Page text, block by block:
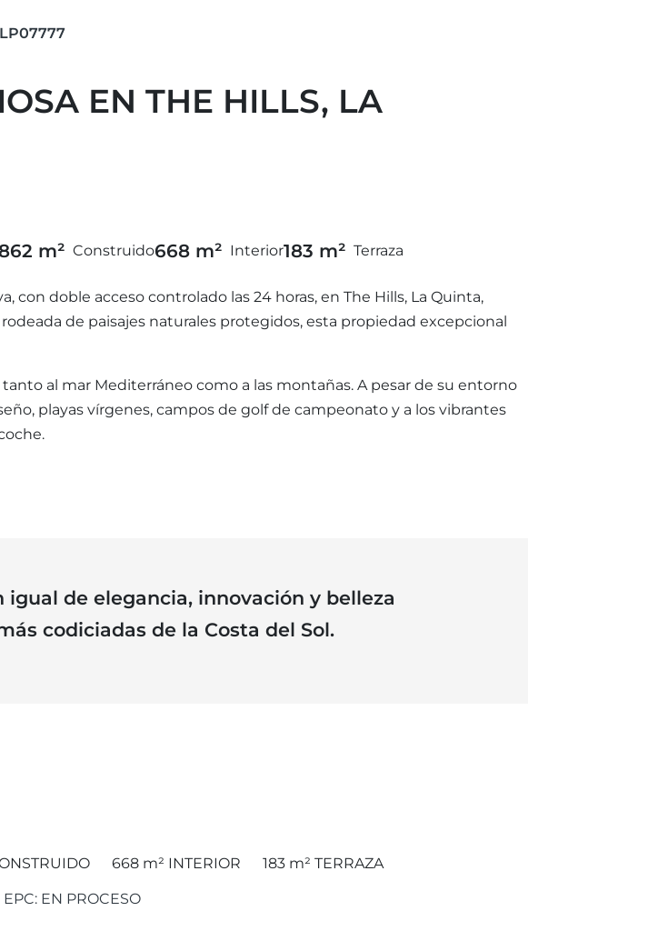
EN THE HILLS, LA
m² Construido668 m² Interior183 m² Terraza
doble acceso controlado las 24 horas, en The Hills, La Quinta,
de paisajes naturales protegidos, esta propiedad excepcional
al mar Mediterráneo como a las montañas. A pesar de su entorno
playas vírgenes, campos de golf de campeonato y a los vibrantes
de elegancia, innovación y belleza
codiciadas de la Costa del Sol.
668 m² INTERIOR 183 m² TERRAZA
EPC: EN PROCESO